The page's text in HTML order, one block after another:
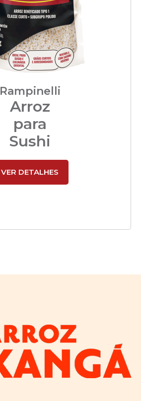
Rampinelli
Arroz
para
Sushi
VER DETALHES